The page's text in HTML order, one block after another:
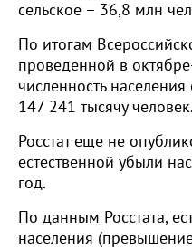
сельское – 36,8 млн
По итогам
проведенной в
численность
147 241 тысячу человек.
Росстат еще не
естественной убыли
год.
По данным Росстата,
населения